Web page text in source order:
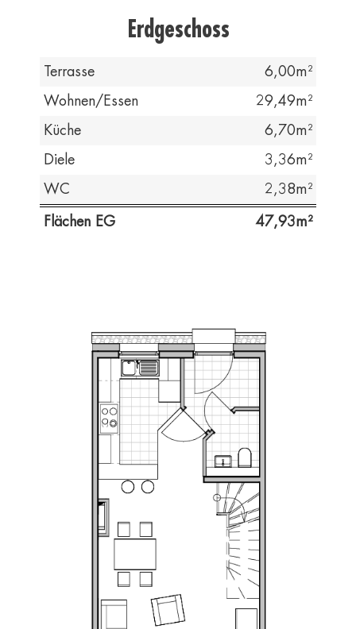
Erdgeschoss
Terrasse 6,00
Wohnen/Essen 29,49
Küche 6,70
Diele 3,36
WC 2,38
Flächen EG 47,93